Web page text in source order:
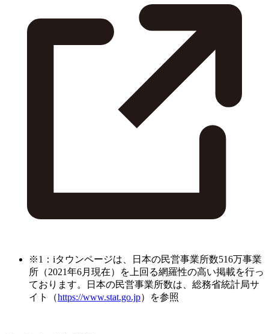
※1：iタウンページは、日本の民営事業所数516万事業
所（2021年6月現在）を上回る網羅性の高い掲載を行っ
ております。日本の民営事業所数は、総務省統計局サ
イト（https://www.stat.go.jp）を参照